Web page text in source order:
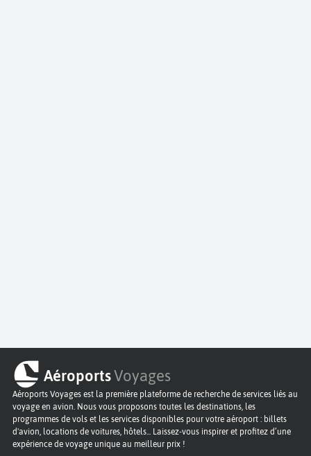
AéroportsVoyages
Aéroports Voyages est la première plateforme de recherche de services liés au
voyage en avion. Nous vous proposons toutes les destinations, les
programmes de vols et les services disponibles pour votre aéroport : billets
d'avion, locations de voitures, hôtels... Laissez-vous inspirer et profitez d’une
expérience de voyage unique au meilleur prix !